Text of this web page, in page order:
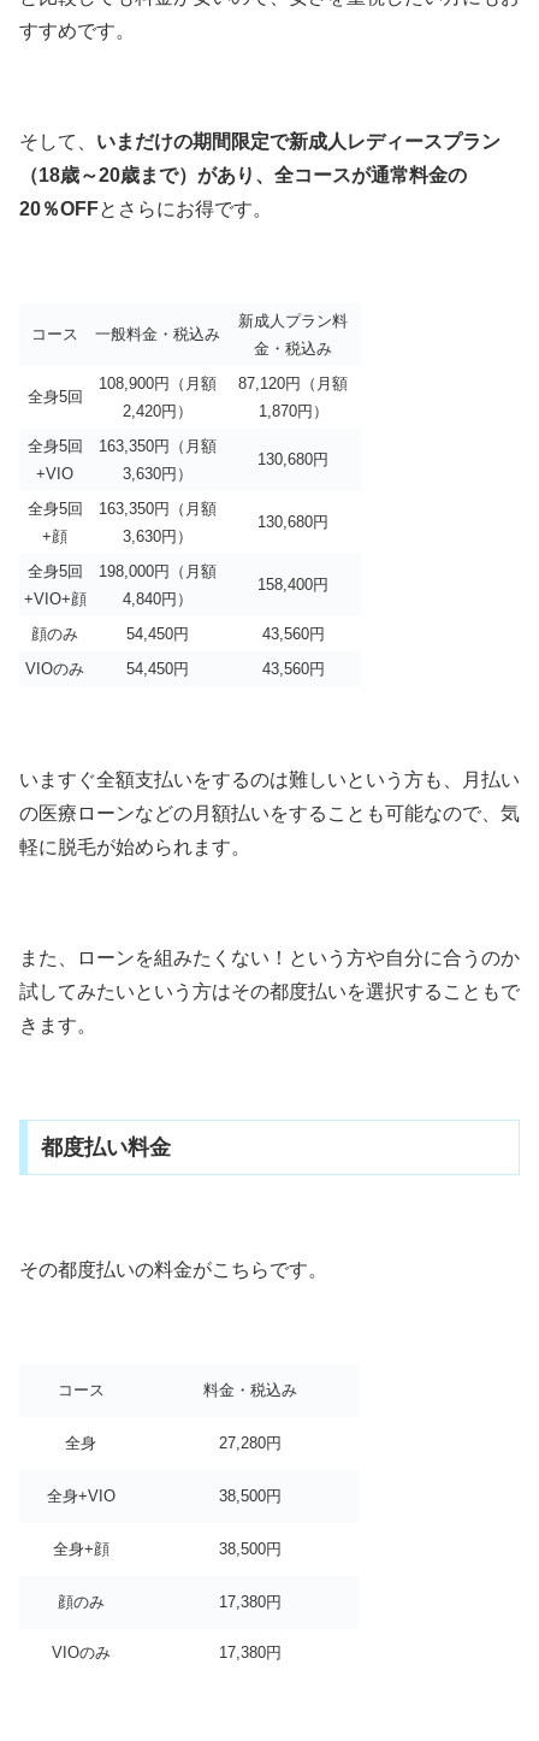
すすめです。
そして、 いまだけの期間限定で新成人レディースプラン
（18歳～20歳まで）があり、全コースが通常料金の
20％OFFとさらにお得です。
コース 一般料金・税込み
新成人プラン料
金・税込み
全身5回
108,900円（月額
2,420円）
87,120円（月額
1,870円）
全身5回
+VIO
163,350円（月額
3,630円）
130,680円
全身5回
+顔
163,350円（月額
3,630円）
130,680円
全身5回
+VIO+顔
198,000円（月額
4,840円）
158,400円
顔のみ 54,450円
43,560円
VIOのみ
54,450円 43,560円
いますぐ全額支払いをするのは難しいという方も、月払い
の医療ローンなどの月額払いをすることも可能なので、気
軽に脱毛が始められます。
また、ローンを組みたくない！という方や自分に合うのか
試してみたいという方はその都度払いを選択することもで
きます。
都度払い料金
その都度払いの料金がこちらです。
コース 料金・税込み
全身 27,280円
全身+VIO 38,500円
全身+顔 38,500円
顔のみ 17,380円
VIOのみ 17,380円